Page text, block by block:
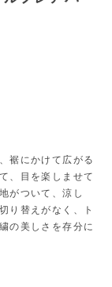
裾にかけて広がる
、目を楽しませて
がついて、涼し
り替えがなく、ト
の美しさを存分に